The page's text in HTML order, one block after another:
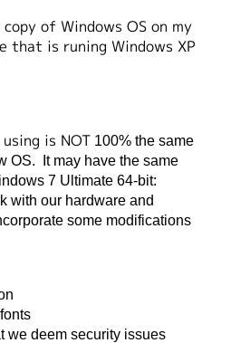
of Windows OS on my
that is runing Windows XP
is NOT 100% the same
OS.
It may have the same
7 Ultimate 64-bit:
with our hardware and
some modifications
we deem security issues